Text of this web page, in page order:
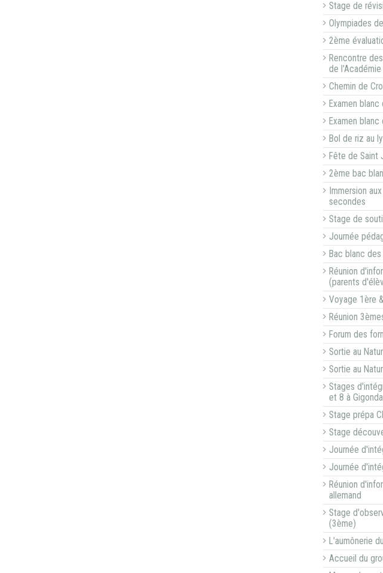
Stage de
Olympiades
2ème
Rencontre
de
Chemin de
Examen
Examen
Bol de riz au
Fête de Saint
2ème bac
Immersion
secondes
Stage de
Journée
Bac blanc
Réunion
(parents
Voyage 1ère
Réunion
Forum des
Sortie au
Sortie au
Stages
et 8 à
Stage prépa
Stage
Journée
Journée
Réunion
allemand
Stage
(3ème)
L'aumônerie
Accueil du